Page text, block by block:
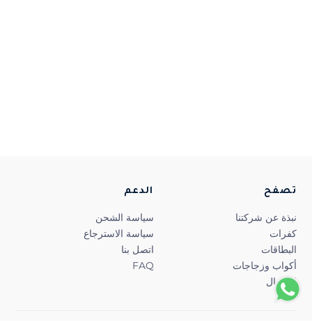
تصفح
نبذة عن شركتنا
كفرات
البطاقات
أكواب وزجاجات
للأطفال
الدعم
سياسة الشحن
سياسة الاسترجاع
اتصل بنا
FAQ